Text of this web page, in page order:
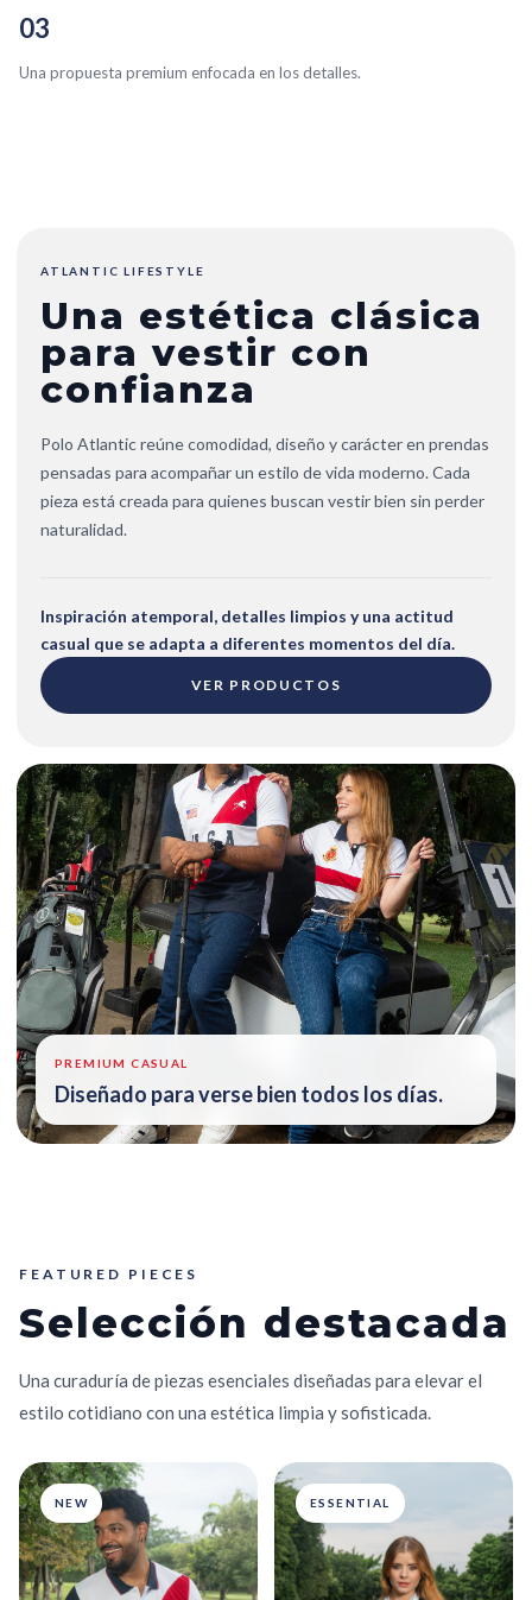
03
Una propuesta premium enfocada en los detalles.
ATLANTIC LIFESTYLE
Una estética clásica
para vestir con
confianza
Polo Atlantic reúne comodidad, diseño y carácter en prendas
pensadas para acompañar un estilo de vida moderno. Cada
pieza está creada para quienes buscan vestir bien sin perder
naturalidad.
Inspiración atemporal, detalles limpios y una actitud
casual que se adapta a diferentes momentos del día.
VER PRODUCTOS
PREMIUM CASUAL
Diseñado para verse bien todos los días.
FEATURED PIECES
Selección destacada
Una curaduría de piezas esenciales diseñadas para elevar el
estilo cotidiano con una estética limpia y sofisticada.
NEW ESSENTIAL